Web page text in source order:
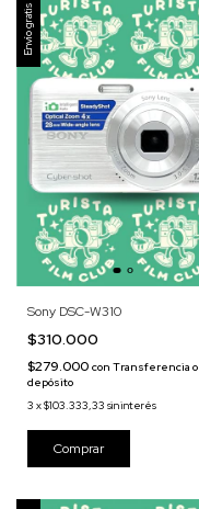
Envío gratis
Sony DSC-W310
$310.000
$279.000 con Transferencia o
depósito
3 x$103.333,33 sin interés